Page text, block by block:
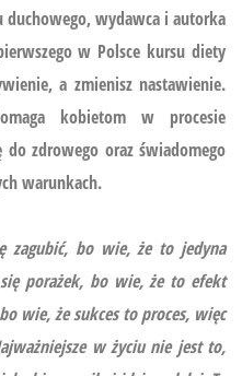
wydawca i autorka
w Polsce kursu diety
a zmienisz nastawienie.
kobietom w procesie
zdrowego oraz świadomego
warunkach.
zagubić, bo wie, że to jedyna
porażek, bo wie, że to efekt
wie, że sukces to proces, więc
w życiu nie jest to,